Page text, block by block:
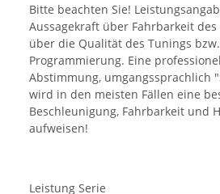
Bitte beachten Sie!
Aussagekraft über Fahrbarkeit des
über die Qualität des Tunings
Programmierung. Eine
Abstimmung, umgangssprachlich
wird in den meisten Fällen eine
Beschleunigung, Fahrbarkeit und
aufweisen!
Leistung Serie